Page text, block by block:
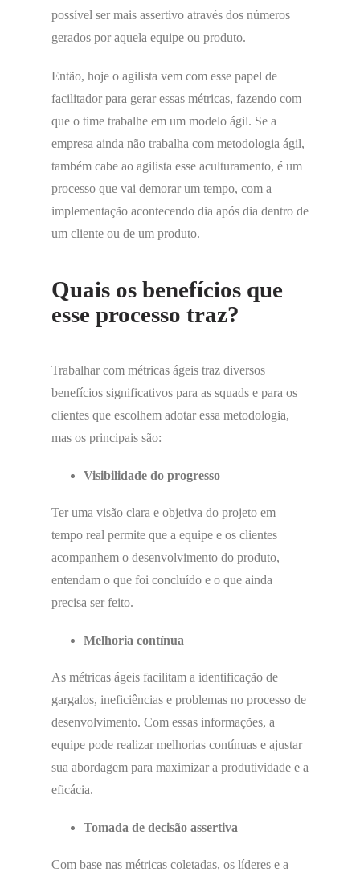
possível ser mais assertivo através dos números
gerados por aquela equipe ou produto.
Então, hoje o agilista vem com esse papel de
facilitador para gerar essas métricas, fazendo com
que o time trabalhe em um modelo ágil. Se a
empresa ainda não trabalha com metodologia ágil,
também cabe ao agilista esse aculturamento, é um
processo que vai demorar um tempo, com a
implementação acontecendo dia após dia dentro de
um cliente ou de um produto.
Quais os benefícios que
esse processo traz?
Trabalhar com métricas ágeis traz diversos
benefícios significativos para as squads e para os
clientes que escolhem adotar essa metodologia,
mas os principais são:
Visibilidade do progresso
Ter uma visão clara e objetiva do projeto em
tempo real permite que a equipe e os clientes
acompanhem o desenvolvimento do produto,
entendam o que foi concluído e o que ainda
precisa ser feito.
Melhoria contínua
As métricas ágeis facilitam a identificação de
gargalos, ineficiências e problemas no processo de
desenvolvimento. Com essas informações, a
equipe pode realizar melhorias contínuas e ajustar
sua abordagem para maximizar a produtividade e a
eficácia.
Tomada de decisão assertiva
Com base nas métricas coletadas, os líderes e a